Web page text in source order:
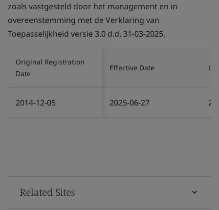
zoals vastgesteld door het management en in
overeenstemming met de Verklaring van
Toepasselijkheid versie 3.0 d.d. 31-03-2025.
Original Registration
Date
Effective Date
2014-12-05 2025-06-27
Related Sites